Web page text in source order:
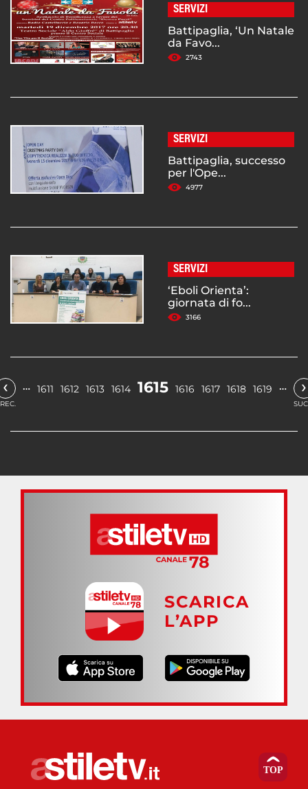
SERVIZI
Battipaglia, ‘Un Natale
da Favo...
2743
SERVIZI
Battipaglia, successo
per l'Ope...
4977
SERVIZI
‘Eboli Orienta’:
giornata di fo...
3166
‹ … 1611 1612 1613 1614 1615 1616 1617 1618 1619 … ›
SCARICA
L’APP